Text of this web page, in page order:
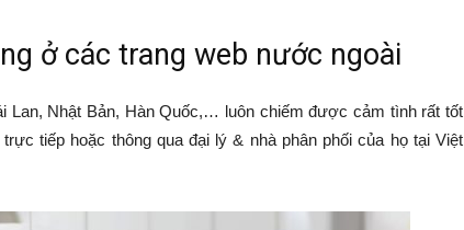
ở các trang web nước ngoài
Lan, Nhật Bản, Hàn Quốc,… luôn chiếm được cảm tình rất tốt
tiếp hoặc thông qua đại lý & nhà phân phối của họ tại Việt